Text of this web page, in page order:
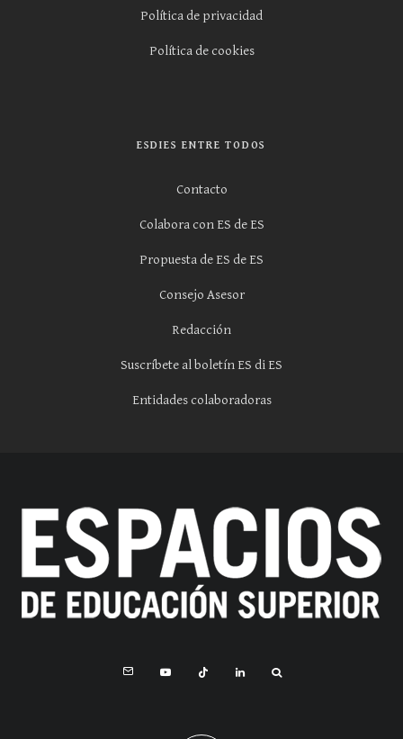
Política de privacidad
Política de cookies
ESDIES ENTRE TODOS
Contacto
Colabora con ES de ES
Propuesta de ES de ES
Consejo Asesor
Redacción
Suscríbete al boletín ES di ES
Entidades colaboradoras